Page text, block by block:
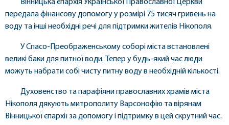
Вінницька єпархія Української Православної Церкви
передала фінансову допомогу у розмірі 75 тисяч гривень на
воду та інші необхідні речі для підтримки жителів Нікополя.
У Спасо-Преображенському соборі міста встановлені
великі баки для питної води. Тепер у будь-який час люди
можуть набрати собі чисту питну воду в необхідній кількості.
Духовенство та парафіяни православних храмів міста
Нікополя дякують митрополиту Варсонофію та вірянам
Вінницької єпархії за допомогу і підтримку в цей скрутний час.